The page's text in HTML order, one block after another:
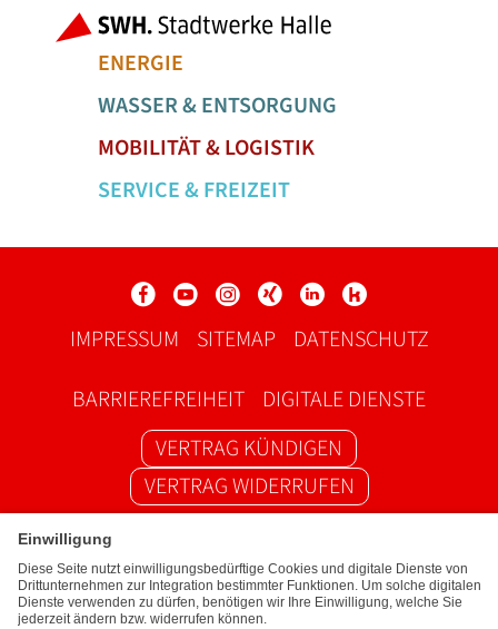
Bereiche der
ENERGIE
WASSER & ENTSORGUNG
MOBILITÄT & LOGISTIK
SERVICE & FREIZEIT
Social Media Links
Service Links
IMPRESSUM SITEMAP
DATENSCHUTZ
BARRIEREFREIHEIT
DIGITALE DIENSTE
VERTRAG KÜNDIGEN
VERTRAG WIDERRUFEN